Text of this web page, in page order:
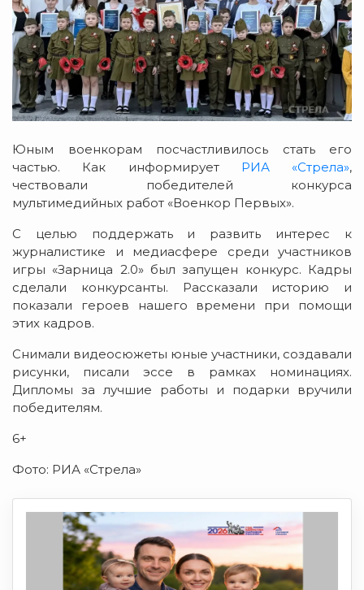
Юным военкорам посчастливилось стать его
частью. Как информирует РИА «Стрела»,
чествовали победителей конкурса
мультимедийных работ «Военкор Первых».
С целью поддержать и развить интерес к
журналистике и медиасфере среди участников
игры «Зарница 2.0» был запущен конкурс. Кадры
сделали конкурсанты. Рассказали историю и
показали героев нашего времени при помощи
этих кадров.
Снимали видеосюжеты юные участники, создавали
рисунки, писали эссе в рамках номинациях.
Дипломы за лучшие работы и подарки вручили
победителям.
6+
Фото: РИА «Стрела»